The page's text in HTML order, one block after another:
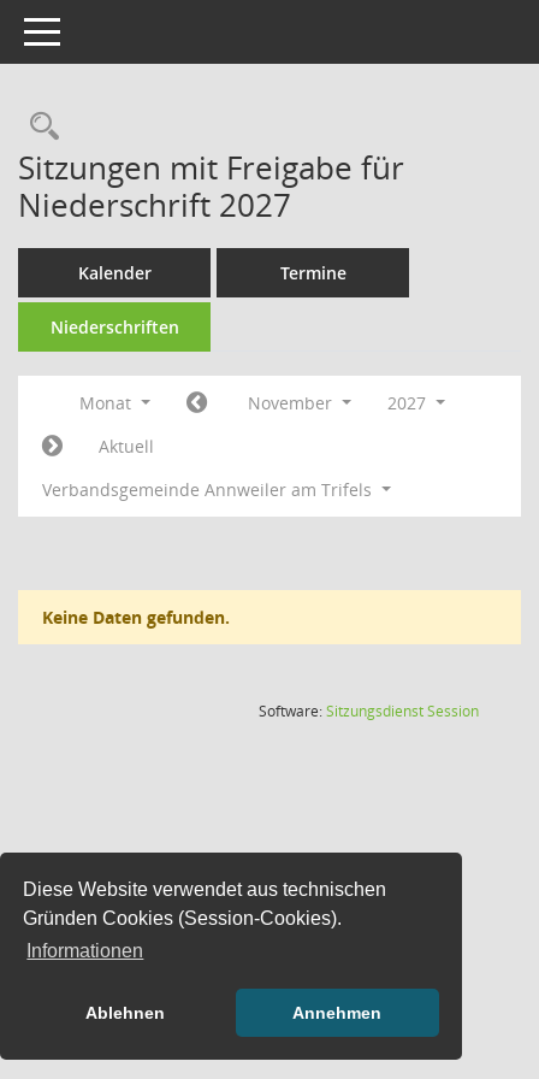
Diese Website verwendet aus technischen
Gründen Cookies (Session-Cookies).
Informationen
Ablehnen Annehmen
Toggle navigation
Rechercheauswahl
Sitzungen mit Freigabe für
Niederschrift 2027
Kalender Termine
Niederschriften
Monat November
2027
Aktuell
Verbandsgemeinde Annweiler am Trifels
Keine Daten gefunden.
Software:SitzungsdienstSession(Wird in